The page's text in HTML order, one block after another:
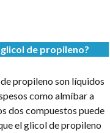
de propileno?
propileno son líquidos
como almíbar a
dos compuestos puede
el glicol de propileno